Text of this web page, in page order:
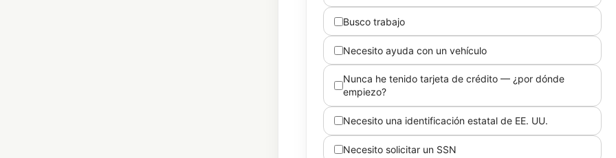
Busco trabajo
Necesito ayuda con un vehículo
Nunca he tenido tarjeta de crédito — ¿por dónde
empiezo?
Necesito una identificación estatal de EE. UU.
Necesito solicitar un SSN